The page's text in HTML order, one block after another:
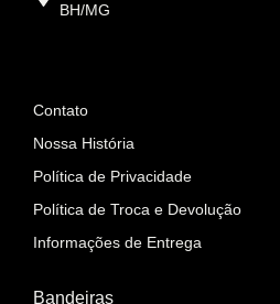
BH/MG
Contato
Nossa História
Política de Privacidade
Política de Troca e Devolução
Informações de Entrega
Bandeiras